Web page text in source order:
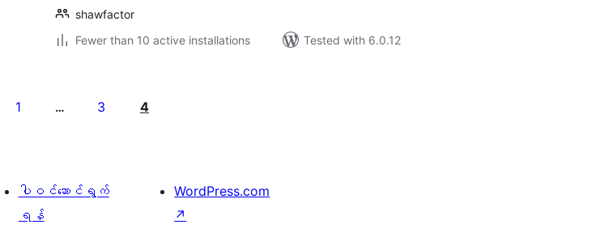
shawfactor
Fewer than 10 active installations
Tested with 6.0.12
1 … 3 4
ပါဝင်ဆောင်ရွက်
ရန်
WordPress.com
↗